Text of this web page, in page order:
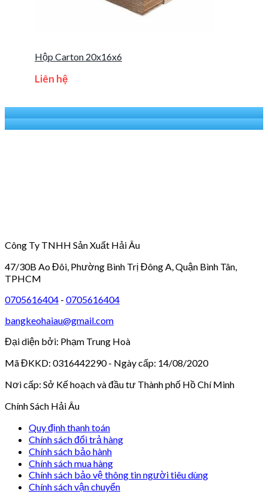
Hộp Carton 20x16x6
Liên hệ
Công Ty TNHH Sản Xuất Hải Âu
47/30B Ao Đôi, Phường Bình Trị Đông A, Quận Bình Tân,
TPHCM
0705616404 - 0705616404
bangkeohaiau@gmail.com
Đại diện bởi: Phạm Trung Hoà
Mã ĐKKD: 0316442290 - Ngày cấp: 14/08/2020
Nơi cấp: Sở Kế hoạch và đầu tư Thành phố Hồ Chí Minh
Chính Sách Hải Âu
Quy định thanh toán
Chính sách đổi trả hàng
Chính sách bảo hành
Chính sách mua hàng
Chính sách bảo vệ thông tin người tiêu dùng
Chính sách vận chuyển